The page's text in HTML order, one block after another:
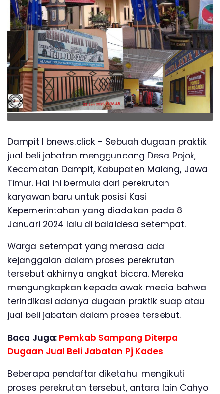
Dampit l bnews.click - Sebuah dugaan praktik
jual beli jabatan mengguncang Desa Pojok,
Kecamatan Dampit, Kabupaten Malang, Jawa
Timur. Hal ini bermula dari perekrutan
karyawan baru untuk posisi Kasi
Kepemerintahan yang diadakan pada 8
Januari 2024 lalu di balaidesa setempat.
Warga setempat yang merasa ada
kejanggalan dalam proses perekrutan
tersebut akhirnya angkat bicara. Mereka
mengungkapkan kepada awak media bahwa
terindikasi adanya dugaan praktik suap atau
jual beli jabatan dalam proses tersebut.
Baca Juga: Pemkab Sampang Diterpa
Dugaan Jual Beli Jabatan Pj Kades
Beberapa pendaftar diketahui mengikuti
proses perekrutan tersebut, antara lain Cahyo